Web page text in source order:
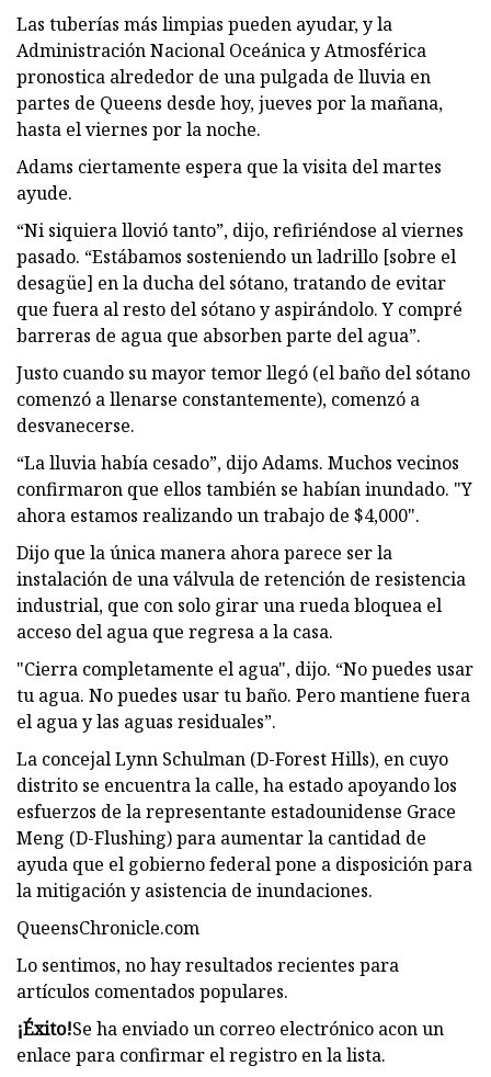
Las tuberías más limpias pueden ayudar, y la
Administración Nacional Oceánica y Atmosférica
pronostica alrededor de una pulgada de lluvia en
partes de Queens desde hoy, jueves por la mañana,
hasta el viernes por la noche.
Adams ciertamente espera que la visita del martes
ayude.
“Ni siquiera llovió tanto”, dijo, refiriéndose al viernes
pasado. “Estábamos sosteniendo un ladrillo [sobre el
desagüe] en la ducha del sótano, tratando de evitar
que fuera al resto del sótano y aspirándolo. Y compré
barreras de agua que absorben parte del agua”.
Justo cuando su mayor temor llegó (el baño del sótano
comenzó a llenarse constantemente), comenzó a
desvanecerse.
“La lluvia había cesado”, dijo Adams. Muchos vecinos
confirmaron que ellos también se habían inundado. "Y
ahora estamos realizando un trabajo de $4,000".
Dijo que la única manera ahora parece ser la
instalación de una válvula de retención de resistencia
industrial, que con solo girar una rueda bloquea el
acceso del agua que regresa a la casa.
"Cierra completamente el agua", dijo. “No puedes usar
tu agua. No puedes usar tu baño. Pero mantiene fuera
el agua y las aguas residuales”.
La concejal Lynn Schulman (D-Forest Hills), en cuyo
distrito se encuentra la calle, ha estado apoyando los
esfuerzos de la representante estadounidense Grace
Meng (D-Flushing) para aumentar la cantidad de
ayuda que el gobierno federal pone a disposición para
la mitigación y asistencia de inundaciones.
QueensChronicle.com
Lo sentimos, no hay resultados recientes para
artículos comentados populares.
¡Éxito!Se ha enviado un correo electrónico acon un
enlace para confirmar el registro en la lista.